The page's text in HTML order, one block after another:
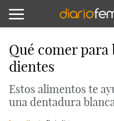
Qué comer para
dientes
Estos alimentos te
una dentadura